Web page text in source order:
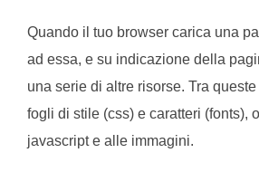
Quando il tuo browser carica una
ad essa, e su indicazione della
una serie di altre risorse. Tra
fogli di stile (css) e caratteri (fonts),
javascript e alle immagini.